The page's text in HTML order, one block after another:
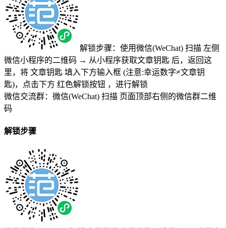
解锁步骤：使用微信(WeChat) 扫描 左侧
微信小程序的二维码 → 从小程序获取文章钥匙 后，返回这
里，将 文章钥匙 填入下方输入框 (注意:幸运数字≠文章钥
匙)，点击下方 红色解锁按钮 ，进行解锁
微信交流群：微信(WeChat) 扫描 页面顶部右侧的微信群二维
码
解锁步骤